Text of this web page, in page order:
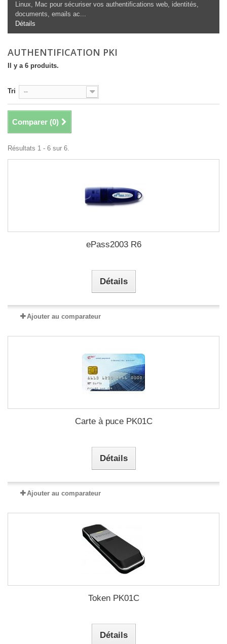
Linux, Mac pour sécuriser vos authentifications web, identités,
documents, emails ac...
Détails
AUTHENTIFICATION PKI
Il y a 6 produits.
Tri --
Comparer (0)
Résultats 1 - 6 sur 6.
ePass2003 R6
Détails
Ajouter au comparateur
Carte à puce PK01C
Détails
Ajouter au comparateur
Token PK01C
Détails